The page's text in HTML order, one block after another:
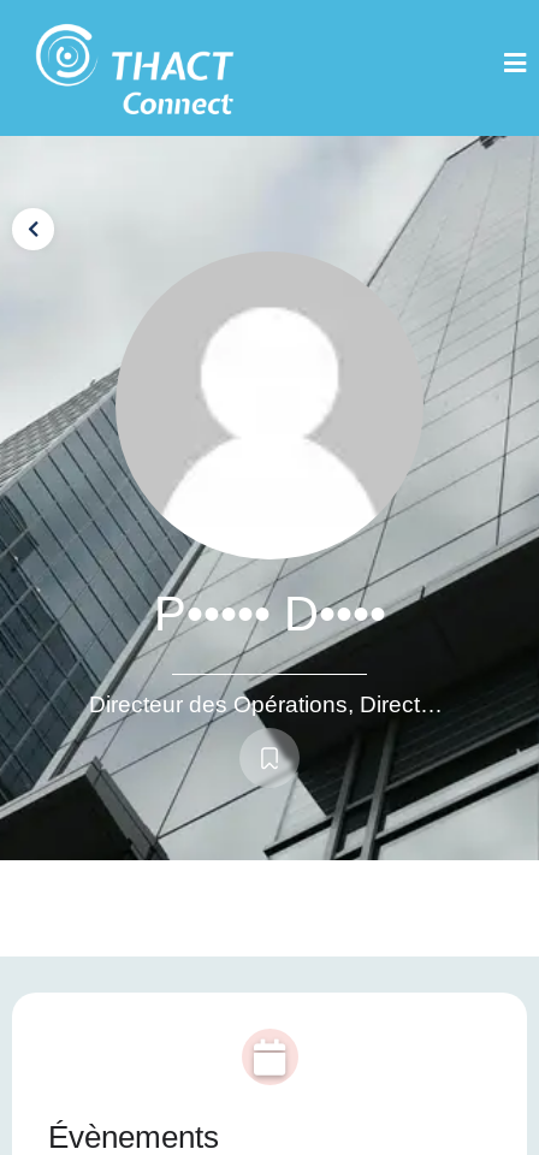
P••••• D••••
Directeur des Opérations, Directeur d'Usine, Directeur de Projets Industriels, Directeur Qualité Multisites
Évènements